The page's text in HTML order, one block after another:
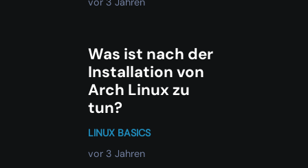
Was ist nach der
Installation von
Arch Linux zu
tun?
LINUX BASICS
vor 3 Jahren